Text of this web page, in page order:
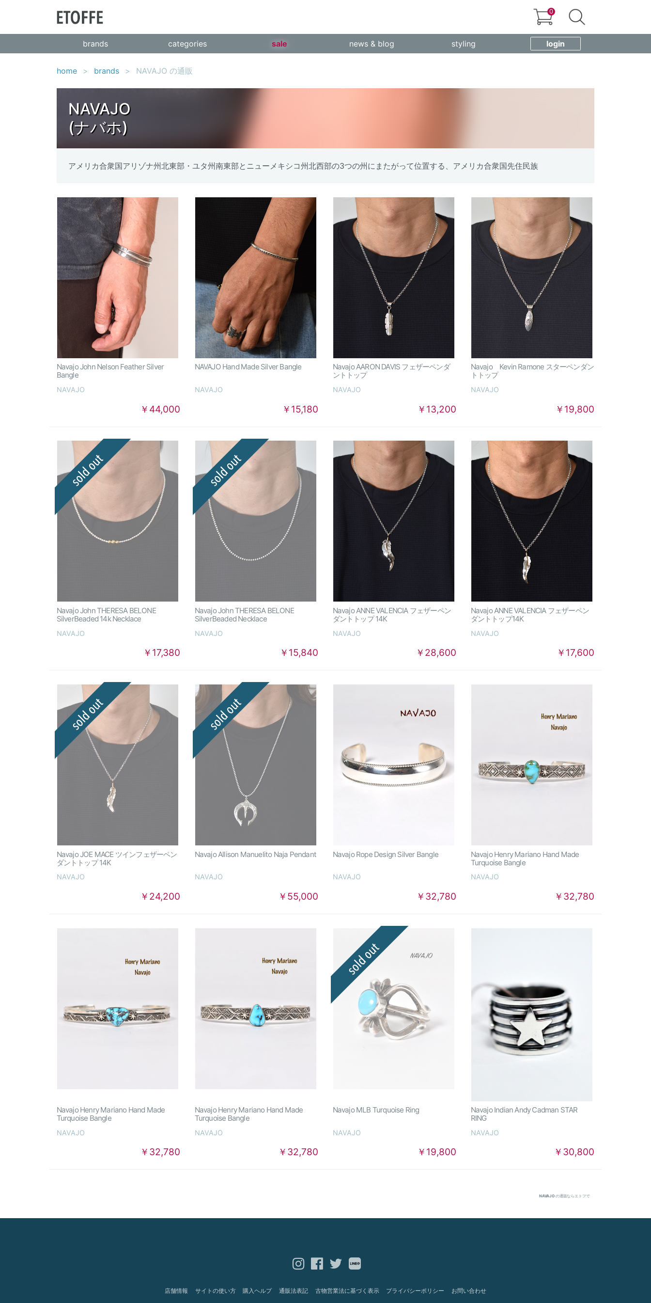
0
brands categories sale news & blog styling login
home brands NAVAJO の通販
NAVAJO
(ナバホ)
アメリカ合衆国アリゾナ州北東部・ユタ州南東部とニューメキシコ州北西部の3つの州にまたがって位置する、アメリカ合衆国先住民族
Navajo John Nelson Feather Silver
Bangle
NAVAJO
￥44,000
NAVAJO Hand Made Silver Bangle
NAVAJO
￥15,180
Navajo AARON DAVIS フェザーペンダ
ントトップ
NAVAJO
￥13,200
Navajo Kevin Ramone スターペンダン
トトップ
NAVAJO
￥19,800
Navajo John THERESA BELONE
SilverBeaded 14k Necklace
NAVAJO
￥17,380
Navajo John THERESA BELONE
SilverBeaded Necklace
NAVAJO
￥15,840
Navajo ANNE VALENCIA フェザーペン
ダントトップ 14K
NAVAJO
￥28,600
Navajo ANNE VALENCIA フェザーペン
ダントトップ14K
NAVAJO
￥17,600
Navajo JOE MACE ツインフェザーペン
ダントトップ 14K
NAVAJO
￥24,200
Navajo Allison Manuelito Naja Pendant
NAVAJO
￥55,000
Navajo Rope Design Silver Bangle
NAVAJO
￥32,780
Navajo Henry Mariano Hand Made
Turquoise Bangle
NAVAJO
￥32,780
Navajo Henry Mariano Hand Made
Turquoise Bangle
NAVAJO
￥32,780
Navajo Henry Mariano Hand Made
Turquoise Bangle
NAVAJO
￥32,780
Navajo MLB Turquoise Ring
NAVAJO
￥19,800
Navajo Indian Andy Cadman STAR
RING
NAVAJO
￥30,800
NAVAJO の通販ならエトフで
店舗情報 サイトの使い方 購入ヘルプ 通販法表記 古物営業法に基づく表示 プライバシーポリシー お問い合わせ